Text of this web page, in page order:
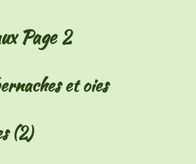
Page 2
et oies
(2)